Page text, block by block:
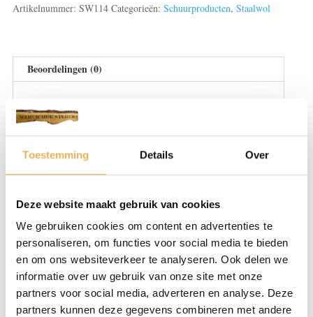
Toestemming Details Over
Deze website maakt gebruik van cookies
We gebruiken cookies om content en advertenties te
personaliseren, om functies voor social media te bieden
en om ons websiteverkeer te analyseren. Ook delen we
informatie over uw gebruik van onze site met onze
partners voor social media, adverteren en analyse. Deze
partners kunnen deze gegevens combineren met andere
Artikelnummer: SW114 Categorieën: Schuurproducten, Staalwol
Beoordelingen (0)
Er zijn nog geen beoordelingen.
Wees de eerste om “staalwol 0, rol 6 kg” te beoordelen
Vereiste velden zijn gemarkeerd met
Je waardering *